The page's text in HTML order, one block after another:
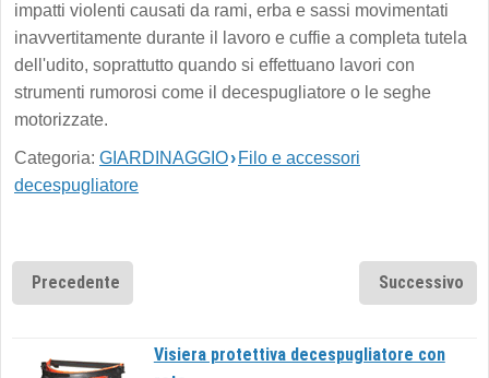
impatti violenti causati da rami, erba e sassi movimentati
inavvertitamente durante il lavoro e cuffie a completa tutela
dell'udito, soprattutto quando si effettuano lavori con
strumenti rumorosi come il decespugliatore o le seghe
motorizzate.
Categoria: GIARDINAGGIO› Filo e accessori
decespugliatore
Precedente Successivo
Visiera protettiva decespugliatore con